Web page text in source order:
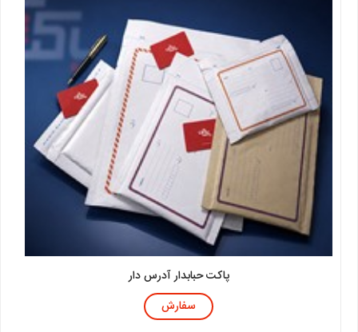
پاکت حبابدار آدرس دار
سفارش